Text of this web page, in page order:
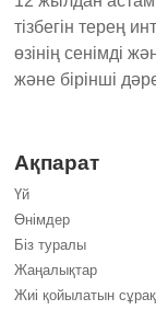
тізбегін терең
өзінің сенімді
және бірінші
Ақпарат
Үй
Өнімдер
Біз туралы
Жаңалықтар
Жиі қойылатын